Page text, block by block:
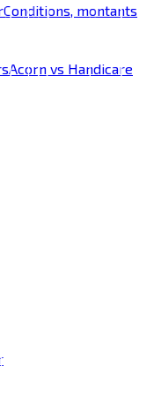
Conditions, montants
Acorn vs Handicare